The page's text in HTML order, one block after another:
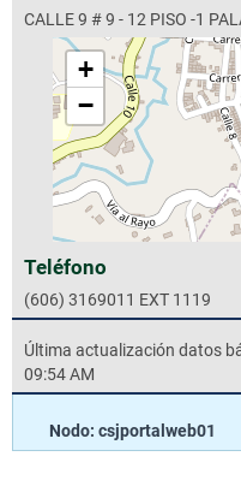
CALLE 9 # 9 - 12 PISO -1
+
−
Teléfono
(606) 3169011 EXT 1119
Última actualización datos
09:54 AM
Nodo: csjportalweb01